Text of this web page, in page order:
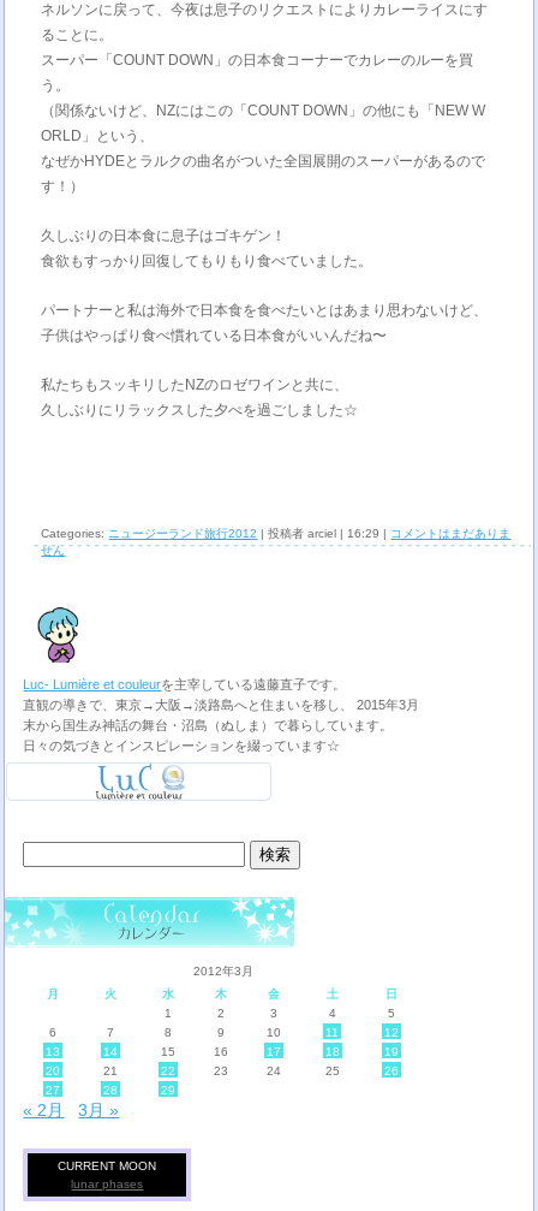
ネルソンに戻って、今夜は息子のリクエストによりカレーライスにす
ることに。
スーパー「COUNT DOWN」の日本食コーナーでカレーのルーを買
う。
（関係ないけど、NZにはこの「COUNT DOWN」の他にも「NEW W
ORLD」という、
なぜかHYDEとラルクの曲名がついた全国展開のスーパーがあるので
す！）
久しぶりの日本食に息子はゴキゲン！
食欲もすっかり回復してもりもり食べていました。
パートナーと私は海外で日本食を食べたいとはあまり思わないけど、
子供はやっぱり食べ慣れている日本食がいいんだね〜
私たちもスッキリしたNZのロゼワインと共に、
久しぶりにリラックスした夕べを過ごしました☆
Categories: ニュージーランド旅行2012 | 投稿者 arciel | 16:29 | コメントはまだありま
せん
Luc- Lumière et couleurを主宰している遠藤直子です。
直観の導きで、東京→大阪→淡路島へと住まいを移し、 2015年3月
末から国生み神話の舞台・沼島（ぬしま）で暮らしています。
日々の気づきとインスピレーションを綴っています☆
索:
2012年3月
月
火 水 木 金 土
日
1
2 3 4
5
6
7 8 9 10 11
12
13
14 15 16 17 18
19
20
21 22 23 24 25
26
27
28 29
« 2月 3月 »
CURRENT MOON
lunar phases